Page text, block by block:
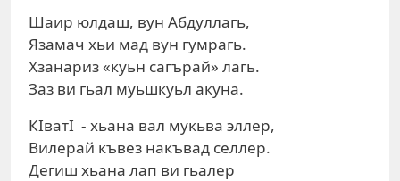
Шаир юлдаш, вун Абдуллагь,
Язамач хьи мад вун гумрагь.
Хзанариз «куьн сагърай» лагь.
Заз ви гьал муьшкуьл акуна.
КIватI - хьана вал мукьва эллер,
Вилерай къвез накъвад селлер.
Дегиш хьана лап ви гьалер